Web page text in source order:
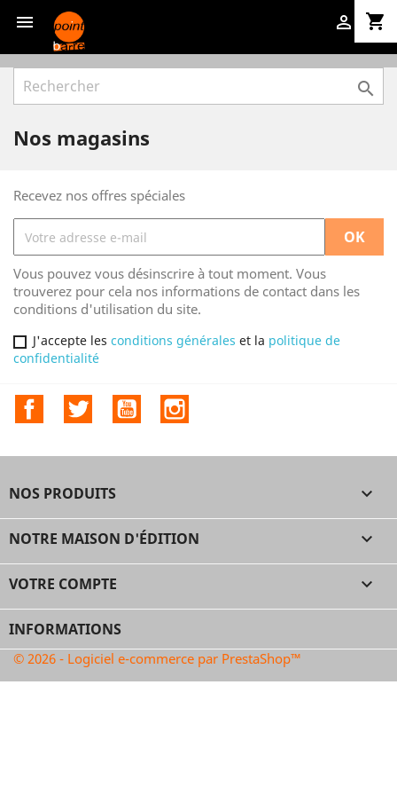
 shopping_cart


Nos magasins
Recevez nos offres spéciales
Vous pouvez vous désinscrire à tout moment. Vous
trouverez pour cela nos informations de contact dans les
conditions d'utilisation du site.
J'accepte les conditions générales et la politique de
confidentialité
FacebookTwitter YouTube
NOS PRODUITS 
NOTRE MAISON D'ÉDITION 
VOTRE COMPTE 
INFORMATIONS
© 2026 - Logiciel e-commerce par PrestaShop™